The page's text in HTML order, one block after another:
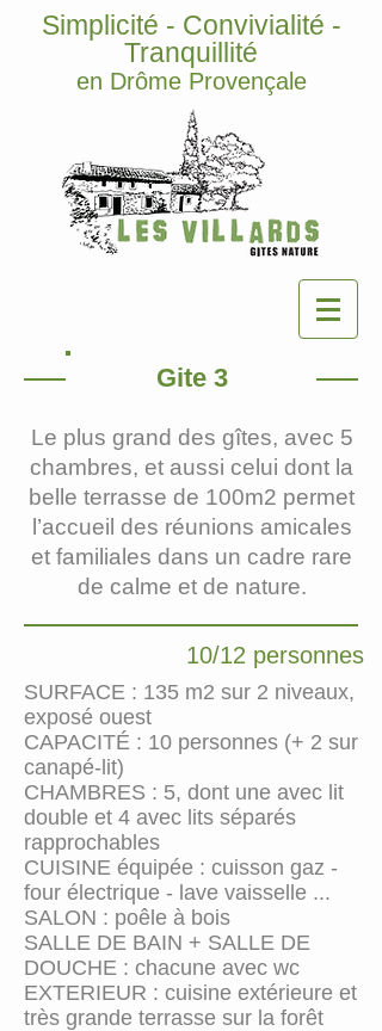
Simplicité - Convivialité -
Tranquillité
en Drôme Provençale
Gite 3
Le plus grand des gîtes, avec 5
chambres, et aussi celui dont la
belle terrasse de 100m2 permet
l’accueil des réunions amicales
et familiales dans un cadre rare
de calme et de nature.
10/12 personnes
SURFACE : 135 m2 sur 2 niveaux,
exposé ouest
CAPACITÉ : 10 personnes (+ 2 sur
canapé-lit)
CHAMBRES : 5, dont une avec lit
double et 4 avec lits séparés
rapprochables
CUISINE équipée : cuisson gaz -
four électrique - lave vaisselle ...
SALON : poêle à bois
SALLE DE BAIN + SALLE DE
DOUCHE : chacune avec wc
EXTERIEUR : cuisine extérieure et
très grande terrasse sur la forêt